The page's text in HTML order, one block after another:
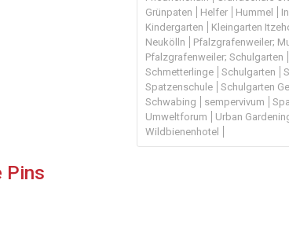
Grünpaten
Helfer Hummel
Kindergarten
Kleingarten
Neukölln
Pfalzgrafenweiler;
Pfalzgrafenweiler; Schulgarten
Schmetterlinge
Schulgarten
Spatzenschule
Schulgarten
Schwabing
sempervivum
Umweltforum
Urban
Wildbienenhotel
Pins